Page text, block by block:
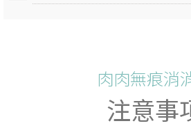
肉肉無痕消
注意事